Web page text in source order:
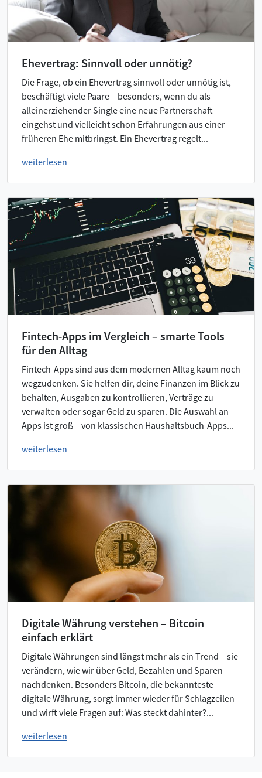
Ehevertrag: Sinnvoll oder unnötig?
Die Frage, ob ein Ehevertrag sinnvoll oder unnötig ist,
beschäftigt viele Paare – besonders, wenn du als
alleinerziehender Single eine neue Partnerschaft
eingehst und vielleicht schon Erfahrungen aus einer
früheren Ehe mitbringst. Ein Ehevertrag regelt...
weiterlesen
Fintech-Apps im Vergleich – smarte Tools
für den Alltag
Fintech-Apps sind aus dem modernen Alltag kaum noch
wegzudenken. Sie helfen dir, deine Finanzen im Blick zu
behalten, Ausgaben zu kontrollieren, Verträge zu
verwalten oder sogar Geld zu sparen. Die Auswahl an
Apps ist groß – von klassischen Haushaltsbuch-Apps...
weiterlesen
Digitale Währung verstehen – Bitcoin
einfach erklärt
Digitale Währungen sind längst mehr als ein Trend – sie
verändern, wie wir über Geld, Bezahlen und Sparen
nachdenken. Besonders Bitcoin, die bekannteste
digitale Währung, sorgt immer wieder für Schlagzeilen
und wirft viele Fragen auf: Was steckt dahinter?...
weiterlesen